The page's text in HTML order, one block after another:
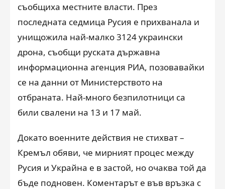
съобщиха местните власти. През
последната седмица Русия е прихванала и
унищожила най-малко 3124 украински
дрона, съобщи руската държавна
информационна агенция РИА, позовавайки
се на данни от Министерството на
отбраната. Най-много безпилотници са
били свалени на 13 и 17 май.
Докато военните действия не стихват –
Кремъл обяви, че мирният процес между
Русия и Украйна е в застой, но очаква той да
бъде подновен. Коментарът е във връзка с